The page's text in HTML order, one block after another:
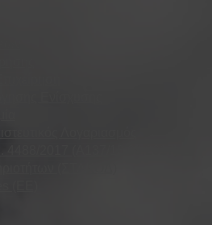
Ενίσχυσης
Λογαριασμός
4488/2017 (Α137/13.09.2017)
(ΣΤΑΚΟΔ)
(ΕΕ)